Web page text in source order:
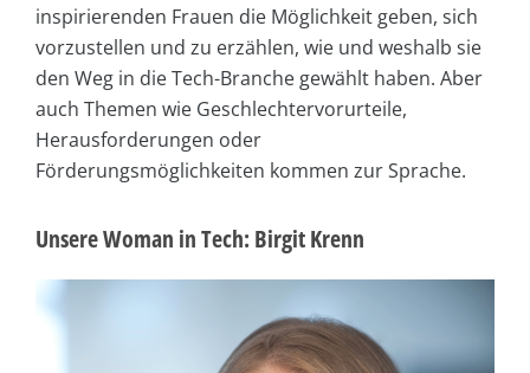
inspirierenden Frauen die Möglichkeit geben, sich
vorzustellen und zu erzählen, wie und weshalb sie
den Weg in die Tech-Branche gewählt haben. Aber
auch Themen wie Geschlechtervorurteile,
Herausforderungen oder
Förderungsmöglichkeiten kommen zur Sprache.
Unsere Woman in Tech: Birgit Krenn